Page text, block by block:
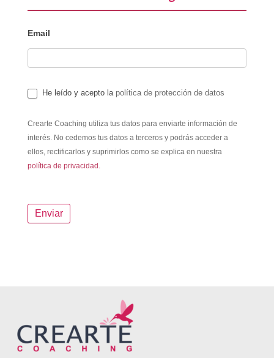
Email
He leído y acepto la política de protección de datos
Crearte Coaching utiliza tus datos para enviarte información de
interés. No cedemos tus datos a terceros y podrás acceder a
ellos, rectificarlos y suprimirlos como se explica en nuestra
política de privacidad.